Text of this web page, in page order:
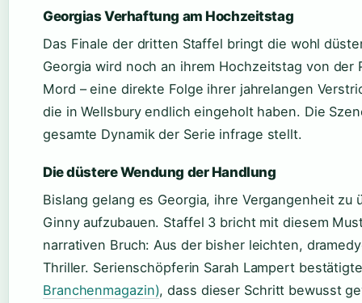
Georgias Verhaftung am Hochzeitstag
Das Finale der dritten Staffel bringt die wohl
Georgia wird noch an ihrem Hochzeitstag von
Mord – eine direkte Folge ihrer jahrelangen
die in Wellsbury endlich eingeholt haben. Die
gesamte Dynamik der Serie infrage stellt.
Die düstere Wendung der Handlung
Bislang gelang es Georgia, ihre Vergangenheit
Ginny aufzubauen. Staffel 3 bricht mit diesem
narrativen Bruch: Aus der bisher leichten,
Thriller. Serienschöpferin Sarah Lampert
Branchenmagazin), dass dieser Schritt bewusst